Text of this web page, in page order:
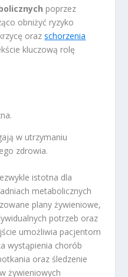
poprzez
obniżyć ryzyko
orazschorzenia
kluczową rolę
w utrzymaniu
zdrowia.
istotna dla
metabolicznych
plany żywieniowe,
potrzeb oraz
umożliwia pacjentom
wystąpienia chorób
oraz śledzenie
żywieniowych